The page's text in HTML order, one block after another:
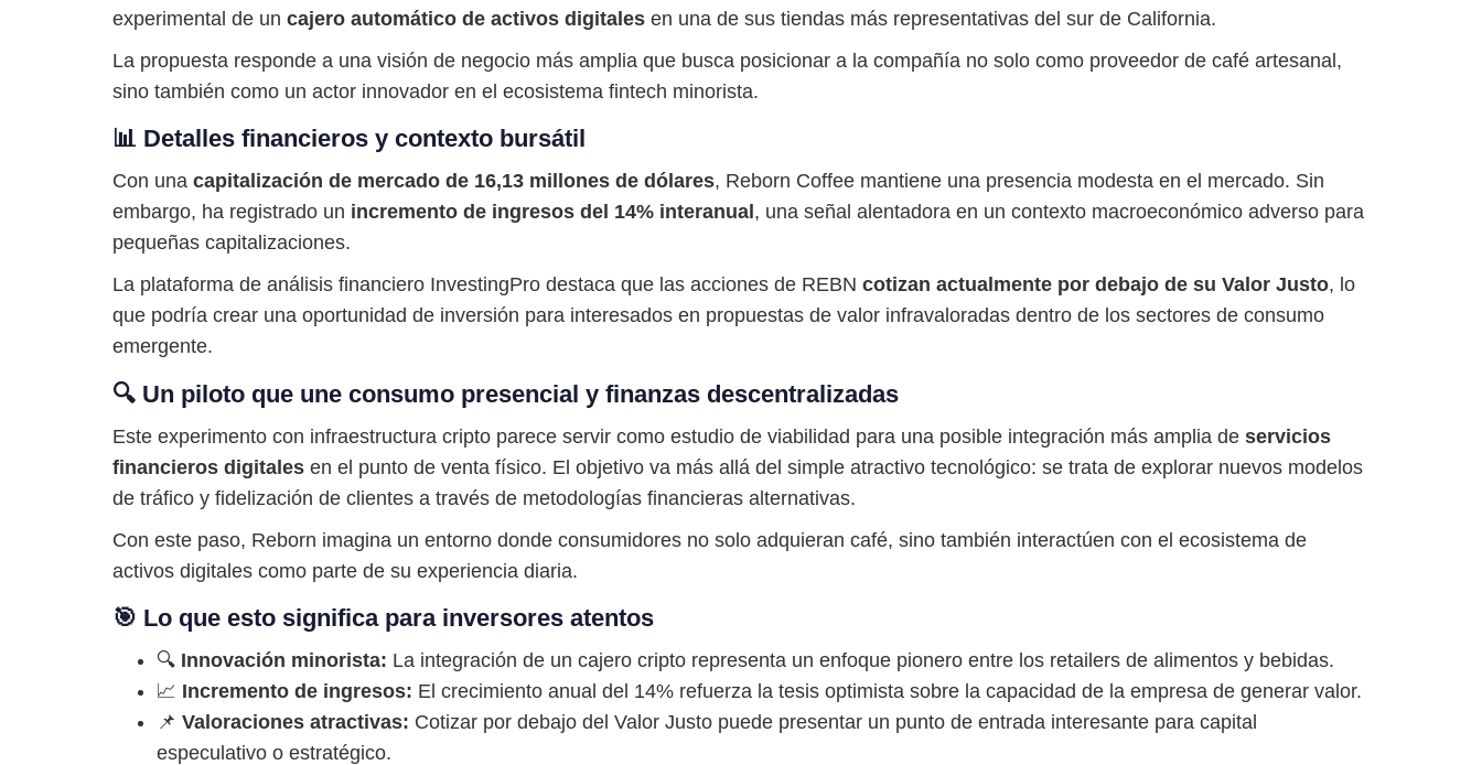
experimental de un cajero automático de activos digitales en una de sus tiendas más representativas del sur de California.
La propuesta responde a una visión de negocio más amplia que busca posicionar a la compañía no solo como proveedor de café artesanal,
sino también como un actor innovador en el ecosistema fintech minorista.
📊 Detalles financieros y contexto bursátil
Con una capitalización de mercado de 16,13 millones de dólares, Reborn Coffee mantiene una presencia modesta en el mercado. Sin
embargo, ha registrado un incremento de ingresos del 14% interanual , una señal alentadora en un contexto macroeconómico adverso para
pequeñas capitalizaciones.
La plataforma de análisis financiero InvestingPro destaca que las acciones de REBN cotizan actualmente por debajo de su Valor Justo, lo
que podría crear una oportunidad de inversión para interesados en propuestas de valor infravaloradas dentro de los sectores de consumo
emergente.
🔍 Un piloto que une consumo presencial y finanzas descentralizadas
Este experimento con infraestructura cripto parece servir como estudio de viabilidad para una posible integración más amplia de servicios
financieros digitales en el punto de venta físico. El objetivo va más allá del simple atractivo tecnológico: se trata de explorar nuevos modelos
de tráfico y fidelización de clientes a través de metodologías financieras alternativas.
Con este paso, Reborn imagina un entorno donde consumidores no solo adquieran café, sino también interactúen con el ecosistema de
activos digitales como parte de su experiencia diaria.
🎯 Lo que esto significa para inversores atentos
🔍 Innovación minorista: La integración de un cajero cripto representa un enfoque pionero entre los retailers de alimentos y bebidas.
📈 Incremento de ingresos: El crecimiento anual del 14% refuerza la tesis optimista sobre la capacidad de la empresa de generar valor.
📌 Valoraciones atractivas: Cotizar por debajo del Valor Justo puede presentar un punto de entrada interesante para capital
especulativo o estratégico.